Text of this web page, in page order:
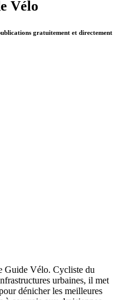
Vélo
gratuitement et directement
Guide Vélo. Cycliste du
urbaines, il met
dénicher les meilleures